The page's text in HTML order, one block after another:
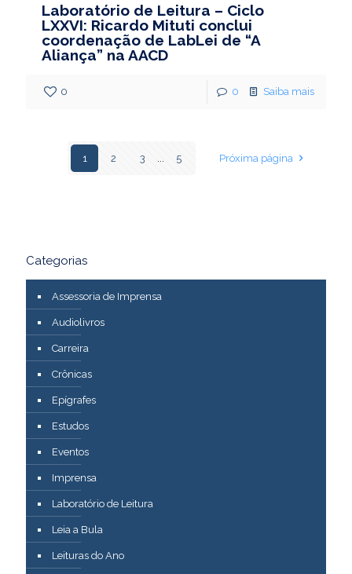
Laboratório de Leitura – Ciclo
LXXVI: Ricardo Mituti conclui
coordenação de LabLei de “A
Aliança” na AACD
0 0 Saiba mais
1 2 3 5 Próxima página
Categorias
Assessoria de Imprensa
Audiolivros
Carreira
Crônicas
Epígrafes
Estudos
Eventos
Imprensa
Laboratório de Leitura
Leia a Bula
Leituras do Ano